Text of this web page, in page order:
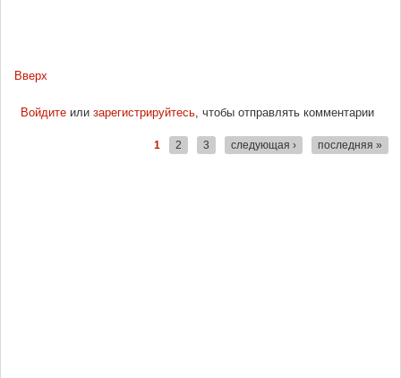
Вверх
Войдитеили зарегистрируйтесь, чтобы отправлять комментарии
1 2 3 следующая › последняя »